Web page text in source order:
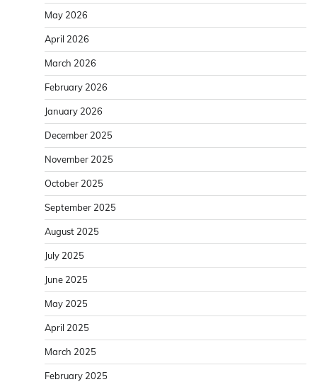
May 2026
April 2026
March 2026
February 2026
January 2026
December 2025
November 2025
October 2025
September 2025
August 2025
July 2025
June 2025
May 2025
April 2025
March 2025
February 2025